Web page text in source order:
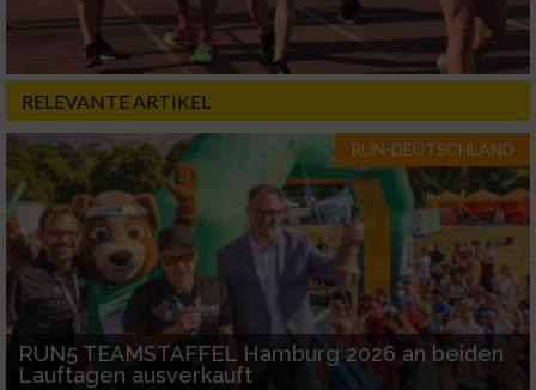
RELEVANTE ARTIKEL
RUN-DEUTSCHLAND
RUN5 TEAMSTAFFEL Hamburg 2026 an beiden
Lauftagen ausverkauft